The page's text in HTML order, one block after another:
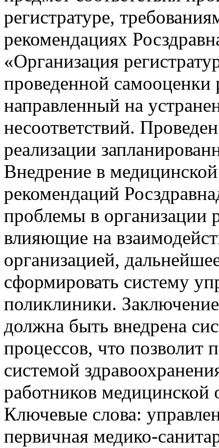
регистратуре,
рекомендациях
«Организация
проведенной самооценки
направленный на
несоответствий.
реализации
Внедрение в
рекомендаций
проблемы в организации
влияющие на
организацией,
сформировать систему
поликлиники.
должна быть внедрена
процессов, что позволит
системой
работников медицинской
Ключевые слова:
первичная медико-